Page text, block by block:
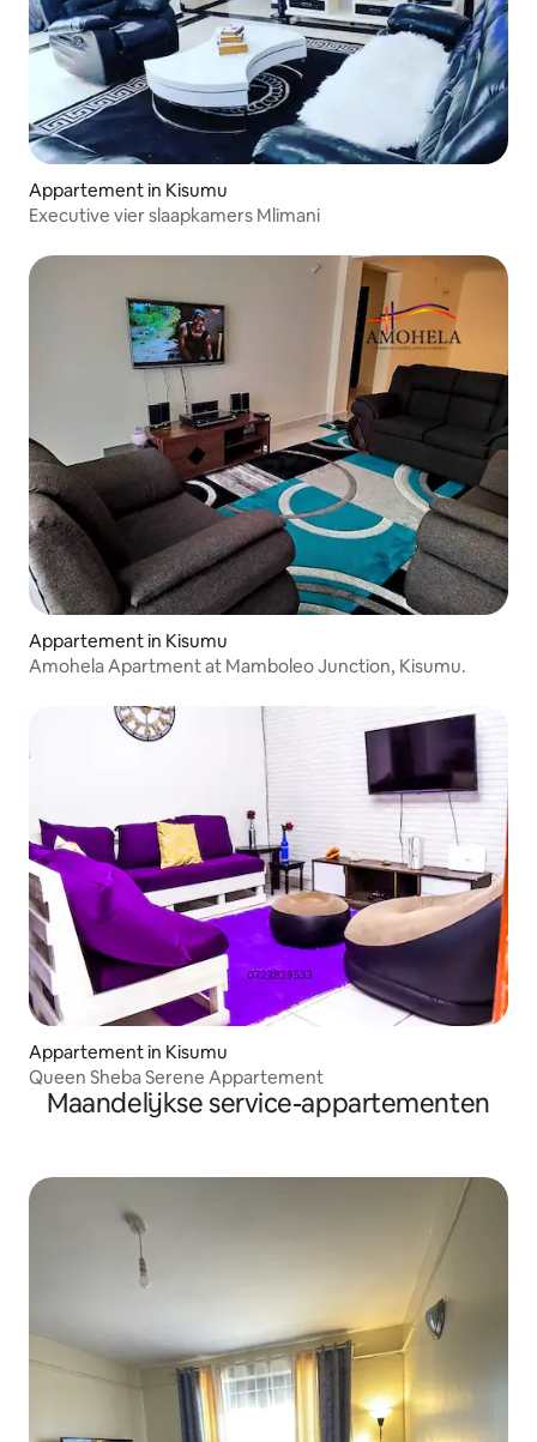
Appartement in Kisumu
Executive vier slaapkamers Mlimani
Appartement in Kisumu
Amohela Apartment at Mamboleo Junction, Kisumu.
Appartement in Kisumu
Queen Sheba Serene Appartement
Maandelijkse service-appartementen